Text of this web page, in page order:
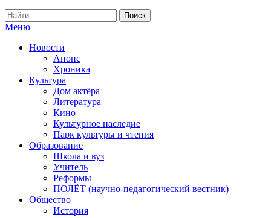
Меню
Новости
Анонс
Хроника
Культура
Дом актёра
Литература
Кино
Культурное наследие
Парк культуры и чтения
Образование
Школа и вуз
Учитель
Реформы
ПОЛЁТ (научно-педагогический вестник)
Общество
История